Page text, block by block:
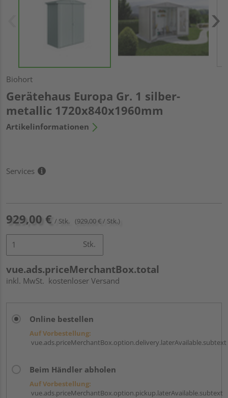
Biohort
Gerätehaus Europa Gr. 1 silber-
metallic 1720x840x1960mm
Artikelinformationen
Services
929,00 € / Stk. (929,00 € / Stk.)
Stk.
vue.ads.priceMerchantBox.total
inkl. MwSt. kostenloser Versand
Online bestellen
Auf Vorbestellung:
vue.ads.priceMerchantBox.option.delivery.laterAvailable.subtext
Beim Händler abholen
Auf Vorbestellung:
vue.ads.priceMerchantBox.option.pickup.laterAvailable.subtext